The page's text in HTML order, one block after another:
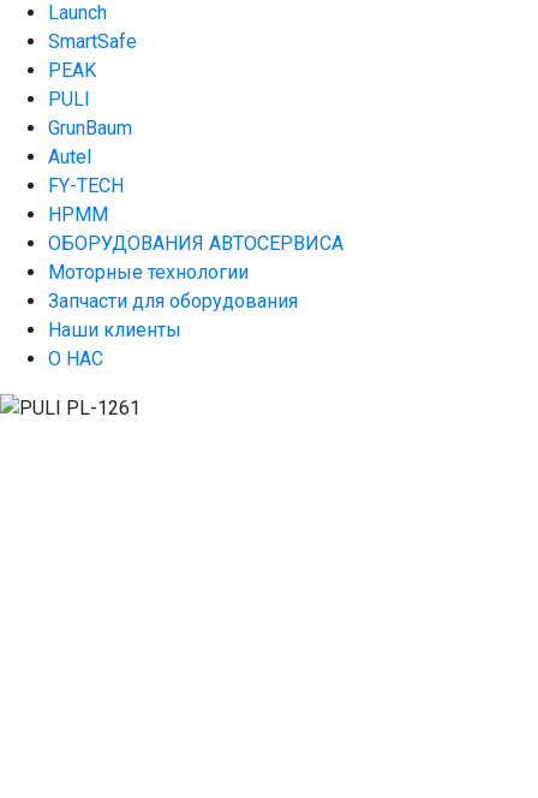
Launch
SmartSafe
PEAK
PULI
GrunBaum
Autel
FY-TECH
HPMM
ОБОРУДОВАНИЯ АВТОСЕРВИСА
Моторные технологии
Запчасти для оборудования
Наши клиенты
О НАС